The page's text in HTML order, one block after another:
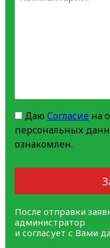
Даю Согласиена
персональных
ознакомлен.
После отправки
администратор
и согласует с Вами